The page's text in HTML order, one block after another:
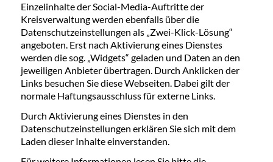
Einzelinhalte der Social-Media-Auftritte der
Kreisverwaltung werden ebenfalls über die
Datenschutzeinstellungen als „Zwei-Klick-Lösung“
angeboten. Erst nach Aktivierung eines Dienstes
werden die sog. „Widgets“ geladen und Daten an den
jeweiligen Anbieter übertragen. Durch Anklicken der
Links besuchen Sie diese Webseiten. Dabei gilt der
normale Haftungsausschluss für externe Links.
Durch Aktivierung eines Dienstes in den
Datenschutzeinstellungen erklären Sie sich mit dem
Laden dieser Inhalte einverstanden.